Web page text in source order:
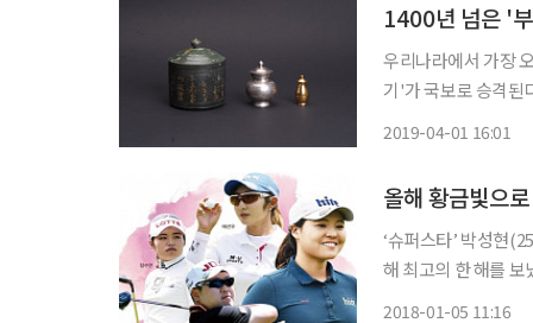
1400년 넘은 '
우리나라에서 가장
기'가 국보로 승격된다. 문화재청(청장 정재숙)은 577년에 만들어져 우리나라에서
2019-04-01 16:01
‘슈퍼스타’ 박성현
해 최고의 한 해를 보
2018-01-05 11:16